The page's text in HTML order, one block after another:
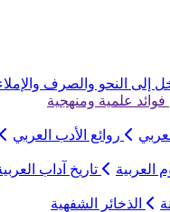
إلى النحو والصرف
فوائد علمية ومنهجية
روائع الأدب العربي
العربية تاريخ آداب
الذخائر الشفهية